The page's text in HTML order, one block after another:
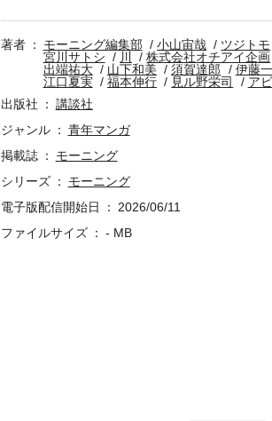
著者
モーニング編集部 小山宙哉 ツジトモ
宮川サトシ
川 株式会社オチアイ企画
出端祐大
山下和美 須賀達郎 伊藤
江口夏実
福本伸行 見ル野栄司 ア
出版社
講談社
ジャンル
青年マンガ
掲載誌
モーニング
シリーズ
モーニング
電子版配信開始日
2026/06/11
ファイルサイズ
- MB